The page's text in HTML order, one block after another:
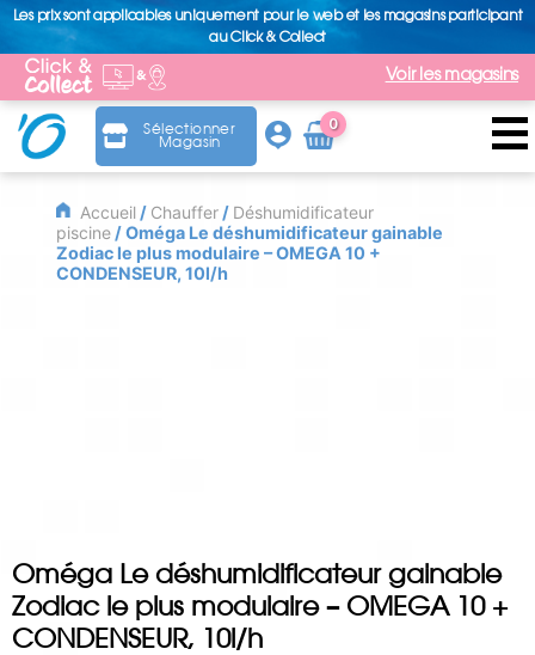
Les prix sont applicables uniquement pour le web et les magasins participant
au Click & Collect
Voir les magasins
Sélectionner
Magasin
0
Arti
cle
Accueil/ Chauffer/ Déshumidificateur
piscine/ Oméga Le déshumidificateur gainable
Zodiac le plus modulaire – OMEGA 10 +
CONDENSEUR, 10l/h
Oméga Le déshumidificateur gainable
Zodiac le plus modulaire – OMEGA 10 +
CONDENSEUR, 10l/h